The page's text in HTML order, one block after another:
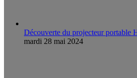
Découverte du projecteur
mardi 28 mai 2024